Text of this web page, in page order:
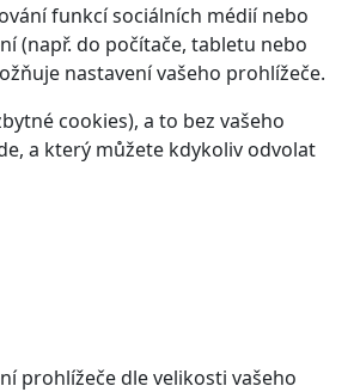
funkcí sociálních médií nebo
(např. do počítače, tabletu nebo
nastavení vašeho prohlížeče.
cookies), a to bez vašeho
, a který můžete kdykoliv odvolat
prohlížeče dle velikosti vašeho